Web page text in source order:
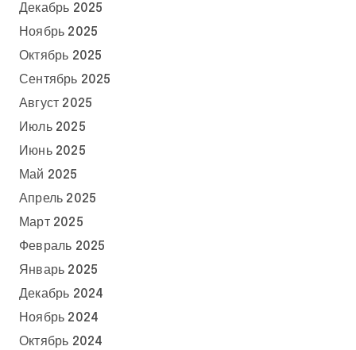
Декабрь 2025
Ноябрь 2025
Октябрь 2025
Сентябрь 2025
Август 2025
Июль 2025
Июнь 2025
Май 2025
Апрель 2025
Март 2025
Февраль 2025
Январь 2025
Декабрь 2024
Ноябрь 2024
Октябрь 2024